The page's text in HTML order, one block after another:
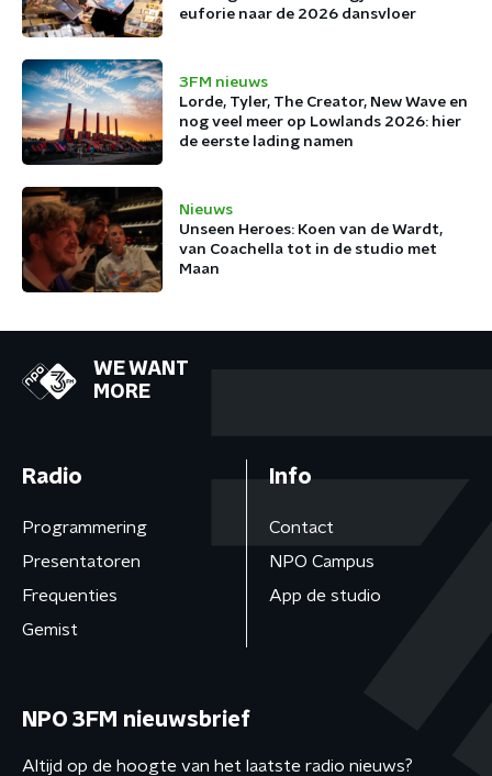
euforie naar de 2026 dansvloer
3FM nieuws
Lorde, Tyler, The Creator, New Wave en
nog veel meer op Lowlands 2026: hier
de eerste lading namen
Nieuws
Unseen Heroes: Koen van de Wardt,
van Coachella tot in de studio met
Maan
WE WANT
MORE
Radio
Programmering
Presentatoren
Frequenties
Gemist
Info
Contact
NPO Campus
App de studio
NPO 3FM nieuwsbrief
Altijd op de hoogte van het laatste radio nieuws?